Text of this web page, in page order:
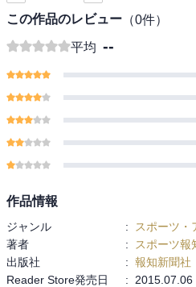
この作品のレビュー （0件）
平均 --
作品情報
ジャンル : スポーツ・
著者
:
スポーツ報
出版社
: 報知新聞社
Reader Store発売日
:
2015.07.06